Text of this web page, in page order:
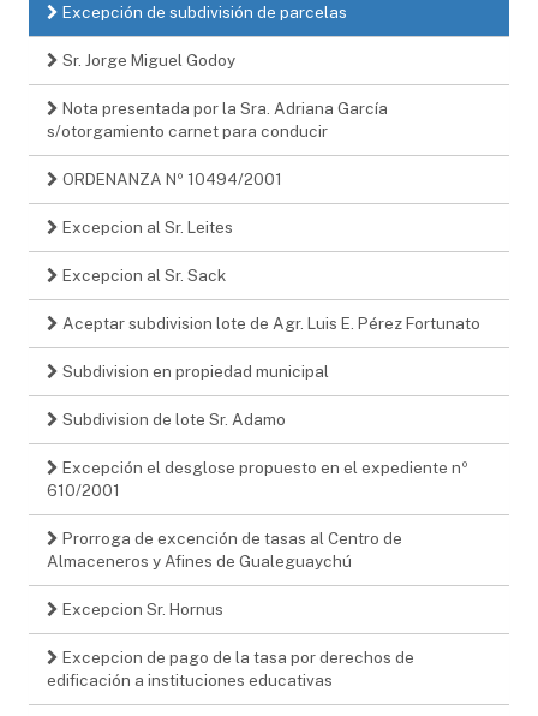
Excepción de subdivisión de parcelas
Sr. Jorge Miguel Godoy
Nota presentada por la Sra. Adriana García
s/otorgamiento carnet para conducir
ORDENANZA Nº 10494/2001
Excepcion al Sr. Leites
Excepcion al Sr. Sack
Aceptar subdivision lote de Agr. Luis E. Pérez Fortunato
Subdivision en propiedad municipal
Subdivision de lote Sr. Adamo
Excepción el desglose propuesto en el expediente nº
610/2001
Prorroga de excención de tasas al Centro de
Almaceneros y Afines de Gualeguaychú
Excepcion Sr. Hornus
Excepcion de pago de la tasa por derechos de
edificación a instituciones educativas